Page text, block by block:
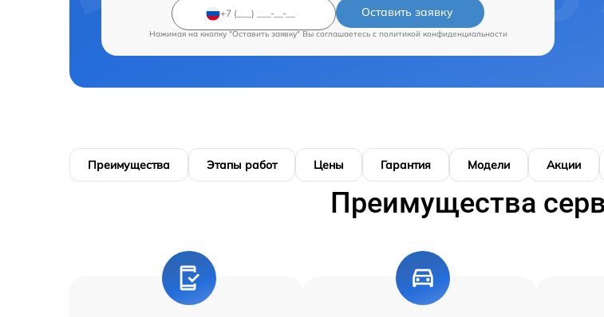
Оставить заявку
Нажимая на кнопку "Оставить заявку" Вы соглашаетесь c политикой конфиденциальности
Преимущества Этапы работ Цены Гарантия Модели Акции
Преимущества